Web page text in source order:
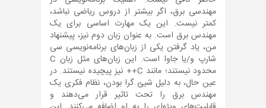
مهندسی برق، اگر بیشتر از دروس ریاضی نباشد،
کمتر نیست. این یک مهارت اساسی برای یک
مهندس برق است. به عنوان زبان دوم نیز، پیشنهاد
من، یاد گرفتن یکی از زبان‌های برنامه‌نویسی سی
شارپ و/یا جاوا است. این زبان‌های مثل زبان C
محدود نیستند؛ مانند C++ نیز پیچیده نیستند. در
عین حال، به دلیل شیئ گرا بودن، نظام فکری یک
مهندس برق را تحت تاثیر قرار می‌دهند و